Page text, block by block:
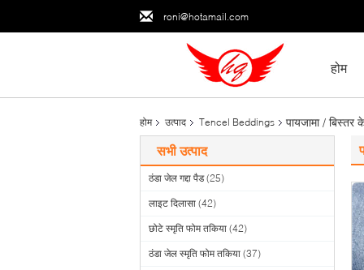
roni@hotamail.com
होम
होम उत्पाद Tencel Beddings पायजामा / बिस्तर
सभी उत्पाद
ठंडा जेल गद्दा पैड (25)
लाइट दिलासा (42)
छोटे स्मृति फोम तकिया (42)
ठंडा जेल स्मृति फोम तकिया (37)